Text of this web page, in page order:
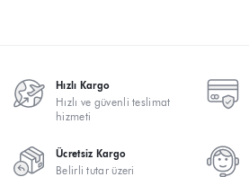
Hızlı Kargo
Hızlı ve güvenli teslimat
hizmeti
Ücretsiz Kargo
Belirli tutar üzeri